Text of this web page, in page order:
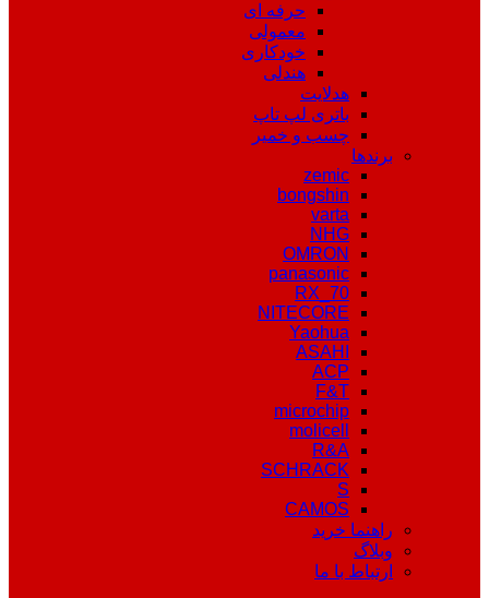
حرفه ای
معمولی
خودکاری
هندلی
هدلایت
باتری لپ تاپ
چسب و خمیر
برندها
zemic
bongshin
varta
NHG
OMRON
panasonic
RX_70
NITECORE
Yaohua
ASAHI
ACP
F&T
microchip
molicell
R&A
SCHRACK
S
CAMOS
راهنما خرید
وبلاگ
ارتباط با ما